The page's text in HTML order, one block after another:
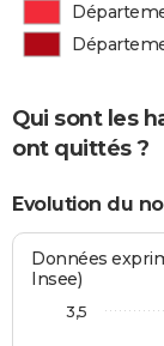
Qui sont les
ont quittés ?
Evolution du
Données
Insee)
3,5